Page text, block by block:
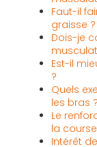
Faut-il
graisse ?
Dois-je
Est-il
?
Quels
les bras ?
Le
la
Intérêt